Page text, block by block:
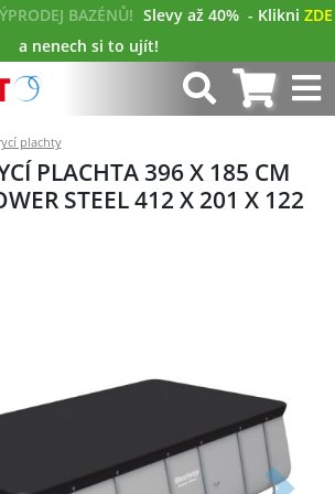
BAZÉNŮ! Slevy až 40% - Klikni ZDE
a nenech si to ujít!
plachty
PLACHTA 396 X 185 CM
STEEL 412 X 201 X 122